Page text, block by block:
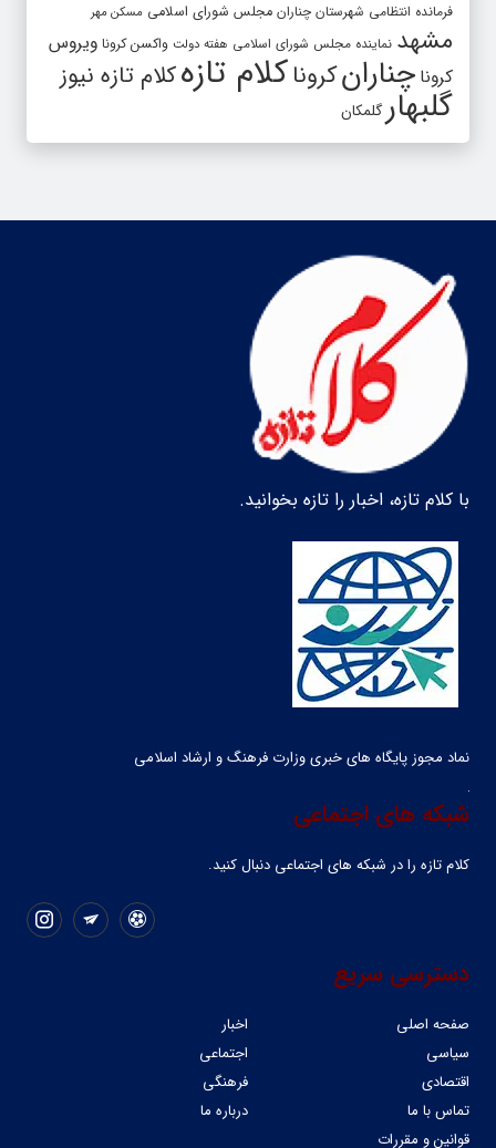
فرمانده انتظامی شهرستان چناران مجلس شورای اسلامی مسکن مهر
مشهد نماینده مجلس شورای اسلامی هفته دولت واکسن کرونا ویروس
کرونا چنارانکروناکلام تازهکلام تازه نیوز
گلبهارگلمکان
با کلام تازه، اخبار را تازه بخوانید.
نماد مجوز پایگاه های خبری وزارت فرهنگ و ارشاد اسلامی
شبکه های اجتماعی
کلام تازه را در شبکه ‌های اجتماعی دنبال کنید.
دسترسی سریع
صفحه اصلی
اخبار
سیاسی
اجتماعی
اقتصادی
فرهنگی
تماس با ما
درباره ما
قوانین و مقررات